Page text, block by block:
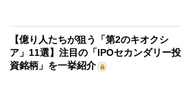
【億り人たちが狙う「第2のキオクシ
ア」11選】注目の「IPOセカンダリー投
資銘柄」を一挙紹介